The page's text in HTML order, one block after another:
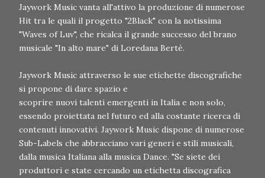
Jaywork Music vanta all'attivo la produzione di numerose
Hit tra le quali il progetto "2Black" con la notissima
"Waves of Luv", che ricalca il grande successo del brano
musicale "In alto mare" di Loredana Bertè.
Jaywork Music attraverso le sue etichette discografiche
si propone di dare spazio e
scoprire nuovi talenti emergenti in Italia e non solo,
essendo proiettata nel futuro ed alla costante ricerca di
contenuti innovativi. Jaywork Music dispone di numerose
Sub-Labels che abbracciano vari generi e stili musicali,
dalla musica Italiana alla musica Dance. "Se siete dei
produttori e state cercando un etichetta discografica